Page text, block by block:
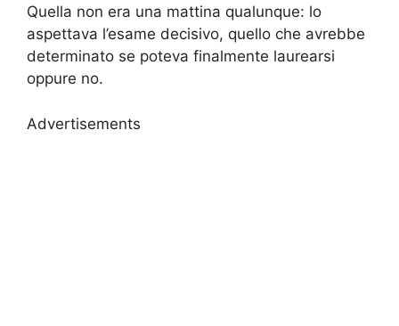
Quella non era una mattina qualunque: lo
aspettava l’esame decisivo, quello che avrebbe
determinato se poteva finalmente laurearsi
oppure no.
Advertisements